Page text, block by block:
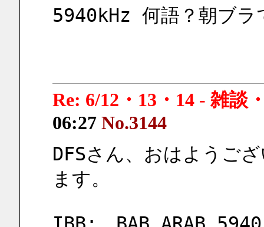
5940kHz 何語？朝ブラ
Re: 6/12・13・14 - 雑談
06:27 No.3144
DFSさん、おはようご
ます。